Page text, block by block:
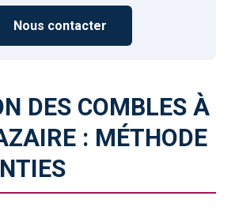
Nous contacter
DES COMBLES À
: MÉTHODE